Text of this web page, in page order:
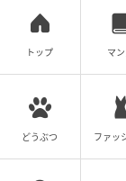
※記事は執筆時
#1
な
トップ マ
どうぶつ ファッ